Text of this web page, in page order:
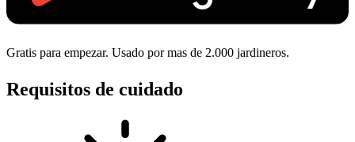
Gratis para empezar. Usado por mas de 2.000 jardineros.
Requisitos de cuidado